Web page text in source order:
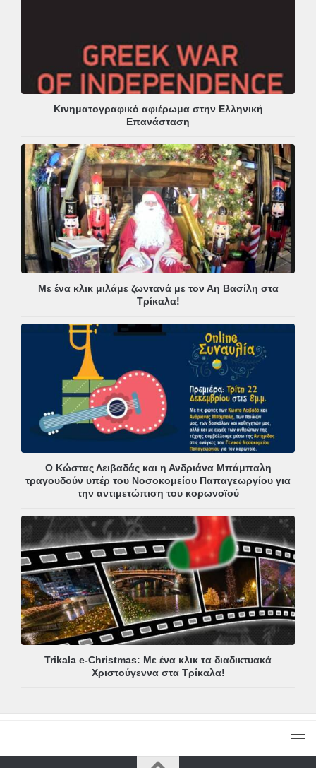
Κινηματογραφικό αφιέρωμα στην Ελληνική
Επανάσταση
Με ένα κλικ μιλάμε ζωντανά με τον Αη Βασίλη στα
Τρίκαλα!
Ο Κώστας Λειβαδάς και η Ανδριάνα Μπάμπαλη
τραγουδούν υπέρ του Νοσοκομείου Παπαγεωργίου για
την αντιμετώπιση του κορωνοϊού
Trikala e-Christmas: Με ένα κλικ τα διαδικτυακά
Χριστούγεννα στα Τρίκαλα!